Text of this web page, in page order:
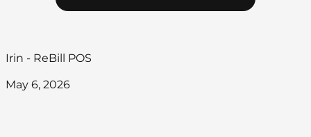
Irin - ReBill POS
May 6, 2026